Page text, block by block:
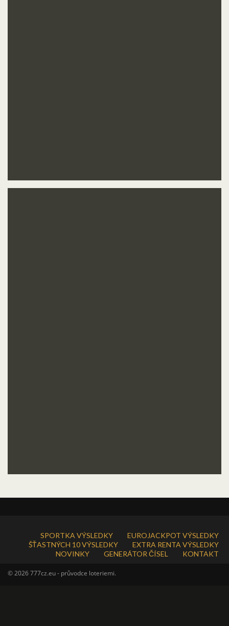
SPORTKA VÝSLEDKY
EUROJACKPOT VÝSLEDKY
ŠŤASTNÝCH 10 VÝSLEDKY
EXTRA RENTA VÝSLEDKY
NOVINKY
GENERÁTOR ČÍSEL KONTAKT
© 2026 777cz.eu - průvodce loteriemi.